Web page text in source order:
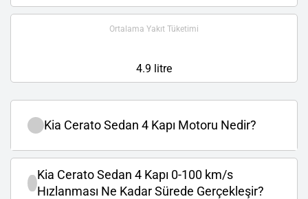
Ortalama Yakıt Tüketimi
4.9 litre
Kia Cerato Sedan 4 Kapı Motoru Nedir?
Kia Cerato Sedan 4 Kapı 0-100 km/s
Hızlanması Ne Kadar Sürede Gerçekleşir?